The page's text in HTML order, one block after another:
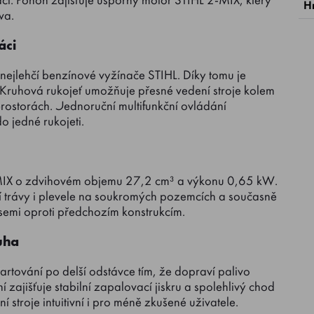
benzínové vyžínače STIHL. Díky tomu je
rukojeť umožňuje přesné vedení stroje kolem
Jednoruční multifunkční ovládání
jedné rukojeti.
o zdvihovém objemu 27,2 cm³ a výkonu 0,65 kW.
i plevele na soukromých pozemcích a současně
oproti předchozím konstrukcím.
po delší odstávce tím, že dopraví palivo
zajišťuje stabilní zapalovací jiskru a spolehlivý chod
stroje intuitivní i pro méně zkušené uživatele.